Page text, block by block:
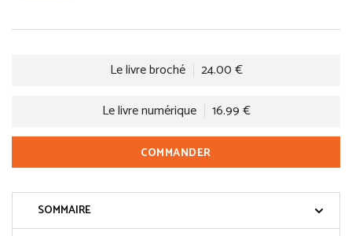
Le livre broché
24.00 €
Le livre numérique
16.99 €
COMMANDER
SOMMAIRE